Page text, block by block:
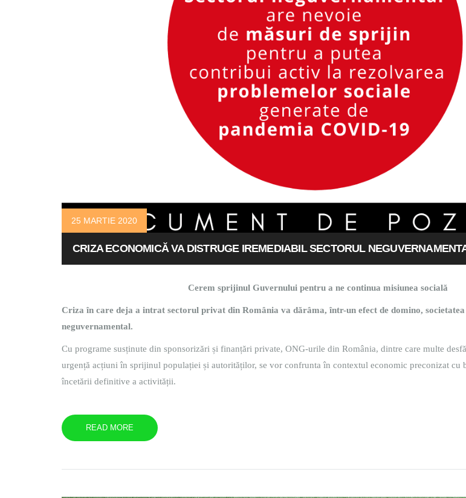
25 MARTIE 2020
CRIZA ECONOMICĂ VA DISTRUGE IREMEDIABIL SECTORUL
Cerem sprijinul Guvernului pentru a ne continua misiunea socială
Criza în care deja a intrat sectorul privat din România va dărâma, într-un efect de domino,
neguvernamental.
Cu programe susținute din sponsorizări și finanțări private, ONG-urile din România, dintre care multe
urgență acțiuni în sprijinul populației și autorităților, se vor confrunta în contextul economic preconizat cu
încetării definitive a activității.
READ MORE